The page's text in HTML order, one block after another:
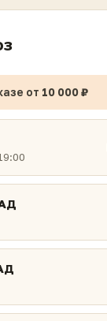
от 10 000 ₽